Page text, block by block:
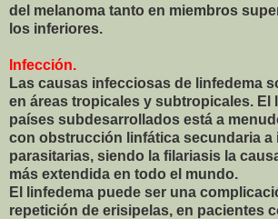
del melanoma tanto en miembros
los inferiores.
Infección.
Las causas infecciosas de linfedema
en áreas tropicales y subtropicales. El
países subdesarrollados está a
con obstrucción linfática secundaria a
parasitarias, siendo la filariasis la
más extendida en todo el mundo.
El linfedema puede ser una
repetición de erisipelas, en pacientes